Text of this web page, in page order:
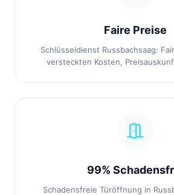
Faire Preise
Schlüsseldienst Russbachsaag:
versteckten Kosten,
99%
Schadensfreie Türöffnung in